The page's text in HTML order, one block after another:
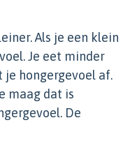
Als je een klein
Je eet minder
je hongergevoel af.
maag dat is
De